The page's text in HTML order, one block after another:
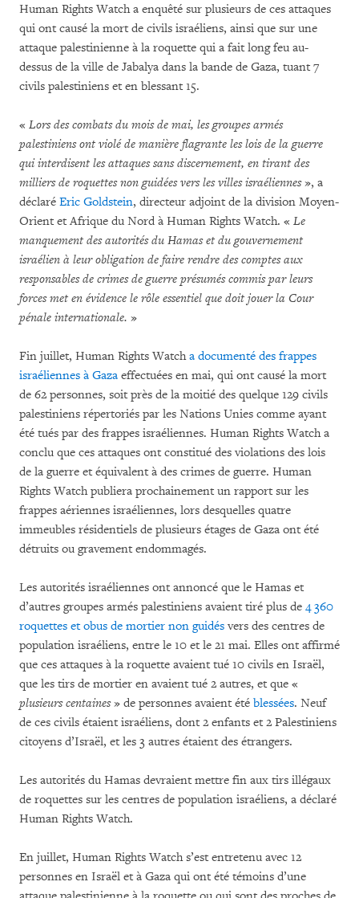
Human Rights Watch a enquêté sur plusieurs de ces attaques
qui ont causé la mort de civils israéliens, ainsi que sur une
attaque palestinienne à la roquette qui a fait long feu au-
dessus de la ville de Jabalya dans la bande de Gaza, tuant 7
civils palestiniens et en blessant 15.
« Lors des combats du mois de mai, les groupes armés
palestiniens ont violé de manière flagrante les lois de la guerre
qui interdisent les attaques sans discernement, en tirant des
milliers de roquettes non guidées vers les villes israéliennes», a
déclaré Eric Goldstein, directeur adjoint de la division Moyen-
Orient et Afrique du Nord à Human Rights Watch. « Le
manquement des autorités du Hamas et du gouvernement
israélien à leur obligation de faire rendre des comptes aux
responsables de crimes de guerre présumés commis par leurs
forces met en évidence le rôle essentiel que doit jouer la Cour
pénale internationale. »
Fin juillet, Human Rights Watcha documenté des frappes
israéliennes à Gaza effectuées en mai, qui ont causé la mort
de 62 personnes, soit près de la moitié des quelque 129 civils
palestiniens répertoriés par les Nations Unies comme ayant
été tués par des frappes israéliennes. Human Rights Watch a
conclu que ces attaques ont constitué des violations des lois
de la guerre et équivalent à des crimes de guerre. Human
Rights Watch publiera prochainement un rapport sur les
frappes aériennes israéliennes, lors desquelles quatre
immeubles résidentiels de plusieurs étages de Gaza ont été
détruits ou gravement endommagés.
Les autorités israéliennes ont annoncé que le Hamas et
d’autres groupes armés palestiniens avaient tiré plus de 4 360
roquettes et obus de mortier non guidésvers des centres de
population israéliens, entre le 10 et le 21 mai. Elles ont affirmé
que ces attaques à la roquette avaient tué 10 civils en Israël,
que les tirs de mortier en avaient tué 2 autres, et que «
plusieurs centaines» de personnes avaient été blessées. Neuf
de ces civils étaient israéliens, dont 2 enfants et 2 Palestiniens
citoyens d’Israël, et les 3 autres étaient des étrangers.
Les autorités du Hamas devraient mettre fin aux tirs illégaux
de roquettes sur les centres de population israéliens, a déclaré
Human Rights Watch.
En juillet, Human Rights Watch s’est entretenu avec 12
personnes en Israël et à Gaza qui ont été témoins d’une